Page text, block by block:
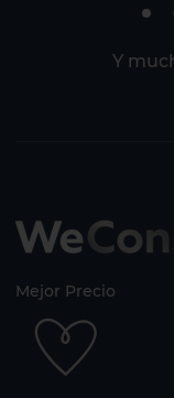
Y
Mejor Precio